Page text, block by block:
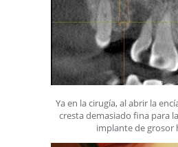
Ya en la cirugía, al abrir la
cresta demasiado fina para
implante de grosor